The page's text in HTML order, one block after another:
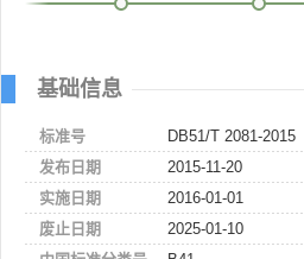
基础信息
标准号
DB51/T 2081-2015
发布日期
2015-11-20
实施日期
2016-01-01
废止日期
2025-01-10